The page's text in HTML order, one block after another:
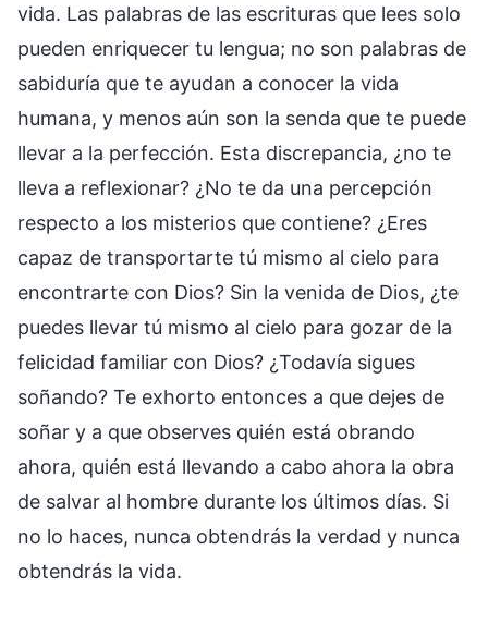
vida. Las palabras de las escrituras que lees solo
pueden enriquecer tu lengua; no son palabras de
sabiduría que te ayudan a conocer la vida
humana, y menos aún son la senda que te puede
llevar a la perfección. Esta discrepancia, ¿no te
lleva a reflexionar? ¿No te da una percepción
respecto a los misterios que contiene? ¿Eres
capaz de transportarte tú mismo al cielo para
encontrarte con Dios? Sin la venida de Dios, ¿te
puedes llevar tú mismo al cielo para gozar de la
felicidad familiar con Dios? ¿Todavía sigues
soñando? Te exhorto entonces a que dejes de
soñar y a que observes quién está obrando
ahora, quién está llevando a cabo ahora la obra
de salvar al hombre durante los últimos días. Si
no lo haces, nunca obtendrás la verdad y nunca
obtendrás la vida.